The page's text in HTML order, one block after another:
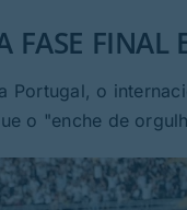
FASE FINAL
Portugal, o
o "enche de